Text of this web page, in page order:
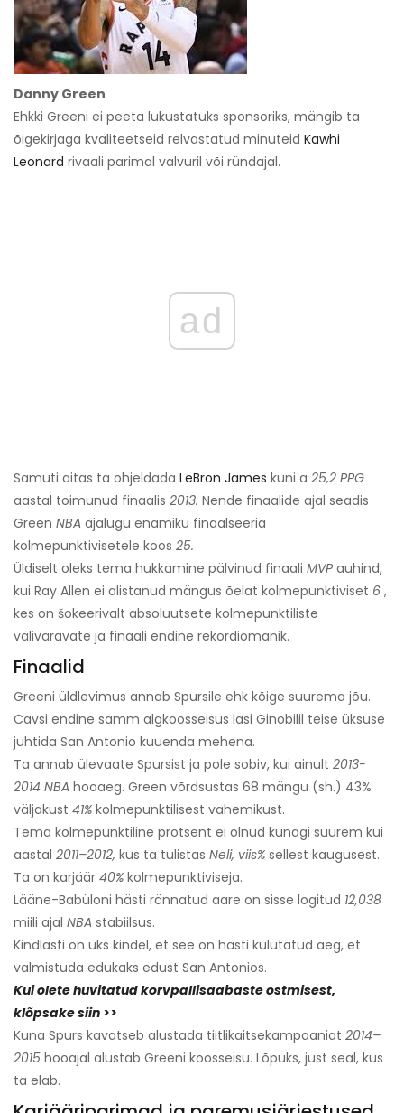
Danny Green
Ehkki Greeni ei peeta lukustatuks sponsoriks, mängib ta
õigekirjaga kvaliteetseid relvastatud minuteid Kawhi
Leonard rivaali parimal valvuril või ründajal.
ad
Samuti aitas ta ohjeldada LeBron James kuni a 25,2 PPG
aastal toimunud finaalis 2013. Nende finaalide ajal seadis
Green NBA ajalugu enamiku finaalseeria
kolmepunktivisetele koos 25.
Üldiselt oleks tema hukkamine pälvinud finaali MVP auhind,
kui Ray Allen ei alistanud mängus õelat kolmepunktiviset 6 ,
kes on šokeerivalt absoluutsete kolmepunktiliste
väliväravate ja finaali endine rekordiomanik.
Finaalid
Greeni üldlevimus annab Spursile ehk kõige suurema jõu.
Cavsi endine samm algkoosseisus lasi Ginobilil teise üksuse
juhtida San Antonio kuuenda mehena.
Ta annab ülevaate Spursist ja pole sobiv, kui ainult 2013-
2014 NBA hooaeg. Green võrdsustas 68 mängu (sh.) 43%
väljakust 41% kolmepunktilisest vahemikust.
Tema kolmepunktiline protsent ei olnud kunagi suurem kui
aastal 2011–2012, kus ta tulistas Neli, viis% sellest kaugusest.
Ta on karjäär 40% kolmepunktiviseja.
Lääne-Babüloni hästi rännatud aare on sisse logitud 12,038
miili ajal NBA stabiilsus.
Kindlasti on üks kindel, et see on hästi kulutatud aeg, et
valmistuda edukaks edust San Antonios.
Kui olete huvitatud korvpallisaabaste ostmisest,
klõpsake siin >>
Kuna Spurs kavatseb alustada tiitlikaitsekampaaniat 2014–
2015 hooajal alustab Greeni koosseisu. Lõpuks, just seal, kus
ta elab.